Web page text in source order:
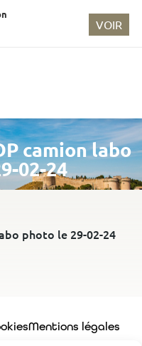
camion labo
02-24
photo le 29-02-24
Mentions légales
VOIR